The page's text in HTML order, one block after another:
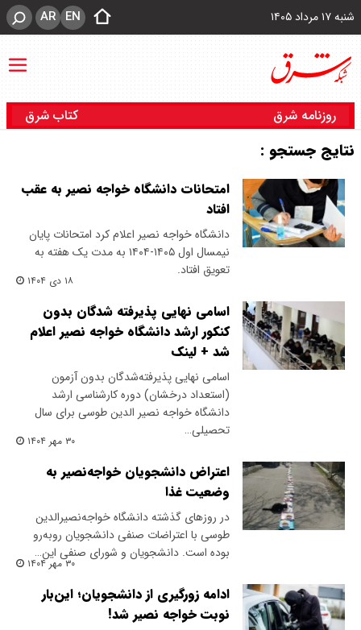
شنبه ۱۷ مرداد ۱۴۰۵ EN
AR
روزنامه شرق کتاب شرق
نتایج جستجو :
امتحانات دانشگاه خواجه نصیر به عقب
افتاد
دانشگاه خواجه نصیر اعلام کرد امتحانات پایان
نیمسال اول ۱۴۰۵-۱۴۰۴ به مدت یک هفته به
تعویق افتاد.
۱۸ دی ۱۴۰۴
اسامی نهایی پذیرفته شدگان بدون
کنکور ارشد دانشگاه خواجه نصیر اعلام
شد + لینک
اسامی نهایی پذیرفته‌شدگان بدون آزمون
(استعداد درخشان) دوره کارشناسی ارشد
دانشگاه خواجه نصیر الدین طوسی برای سال
تحصیلی…
۳۰ مهر ۱۴۰۴
اعتراض دانشجویان خواجه‌نصیر به
وضعیت غذا
در روزهای گذشته دانشگاه خواجه‌نصیرالدین
طوسی با اعتراضات صنفی دانشجویان رو‌به‌رو
بوده است. دانشجویان و شورای صنفی این…
۳۰ مهر ۱۴۰۴
ادامه زورگیری از دانشجویان؛ این‌بار
نوبت خواجه نصیر شد!